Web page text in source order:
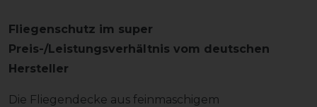
Fliegenschutz im super
Preis-/Leistungsverhältnis vom deutschen
Hersteller
Die Fliegendecke aus feinmaschigem